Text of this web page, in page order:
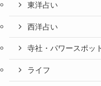
東洋占い
西洋占い
寺社・パワースポッ
ライフ